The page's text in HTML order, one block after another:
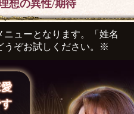
想の異性/期待
ューとなります。「姓名
うぞお試しください。※